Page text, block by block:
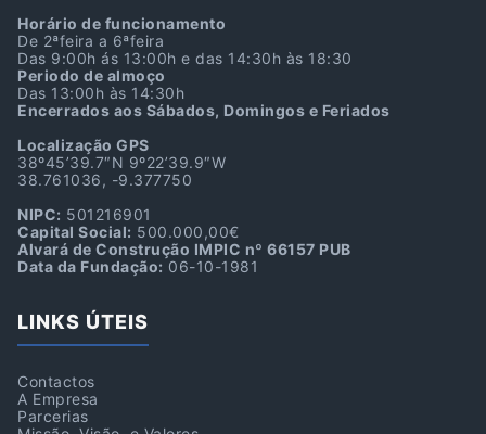
Horário de funcionamento
De 2ªfeira a 6ªfeira
Das 9:00h ás 13:00h e das 14:30h às 18:30
Periodo de almoço
Das 13:00h às 14:30h
Encerrados aos Sábados, Domingos e Feriados
Localização GPS
38º45’39.7″N 9º22’39.9″W
38.761036, -9.377750
NIPC: 501216901
Capital Social: 500.000,00€
Alvará de Construção IMPIC nº 66157 PUB
Data da Fundação: 06-10-1981
LINKS ÚTEIS
Contactos
A Empresa
Parcerias